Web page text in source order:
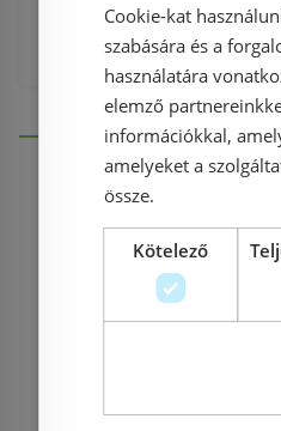
Hopa Korfu
Cookie-kat
szabására és a
használatára
elemző
információkkal,
amelyeket a
össze.
Kötelező